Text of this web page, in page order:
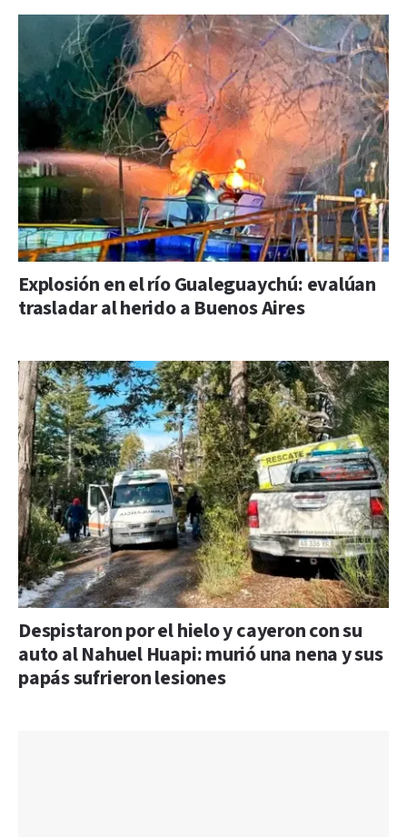
Explosión en el río Gualeguaychú: evalúan
trasladar al herido a Buenos Aires
Despistaron por el hielo y cayeron con su
auto al Nahuel Huapi: murió una nena y sus
papás sufrieron lesiones